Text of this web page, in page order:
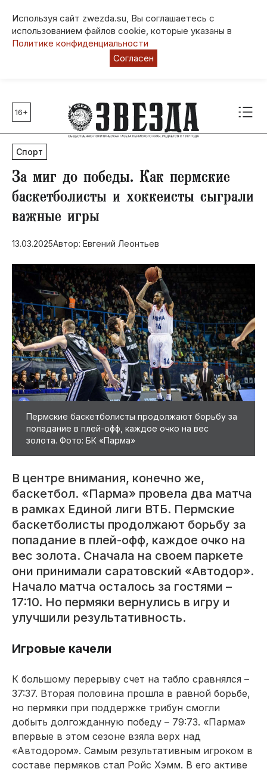
Используя сайт zwezda.su, Вы соглашаетесь с
использованием файлов cookie, которые указаны в
Политике конфиденциальности
Согласен
Главные темы
80 лет Победы
Молодежная столица РФ
СВО
Выборы в Пермском крае
Инфраструктура
Благоустройство
16+
Спорт
За миг до победы. Как пермские
баскетболисты и хоккеисты сыграли
важные игры
13.03.2025Автор: Евгений Леонтьев
Пермские баскетболисты продолжают борьбу за
попадание в плей-офф, каждое очко на вес
золота. Фото: БК «Парма»
В центре внимания, конечно же,
баскетбол. «Парма» провела два матча
в рамках Единой лиги ВТБ. Пермские
баскетболисты продолжают борьбу за
попадание в плей-офф, каждое очко на
вес золота. Сначала на своем паркете
они принимали саратовский «Автодор».
Начало матча осталось за гостями –
17:10. Но пермяки вернулись в игру и
улучшили результативность.
Игровые качели
К большому перерыву счет на табло сравнялся –
37:37. Вторая половина прошла в равной борьбе,
но пермяки при поддержке трибун смогли
добыть долгожданную победу – 79:73. «Парма»
впервые в этом сезоне взяла верх над
«Автодором». Самым результативным игроком в
составе пермяков стал Ройс Хэмм. В его активе